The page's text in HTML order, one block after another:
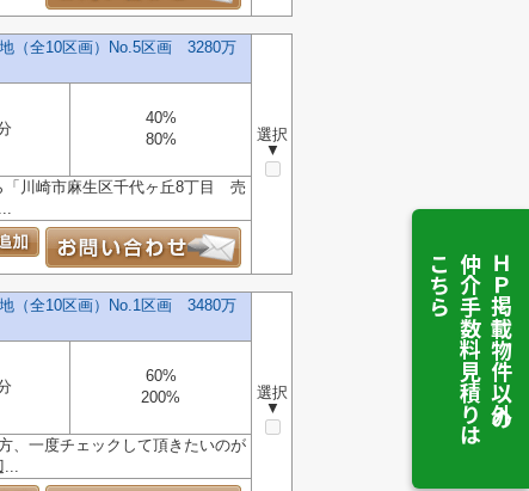
ＨＰ掲載物件以外の
仲介手数料見積りは
こちら
（全10区画）No.5区画 3280万
選択
▼
40%
80%
「川崎市麻生区千代ヶ丘8丁目 売
（全10区画）No.1区画 3480万
選択
▼
60%
200%
、一度チェックして頂きたいのが
...